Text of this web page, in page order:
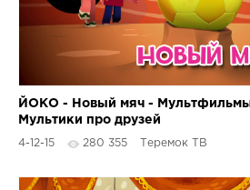
ЙОКО - Новый мяч - Мультфильмы
Мультики про друзей
4-12-15 280 355 Теремок ТВ